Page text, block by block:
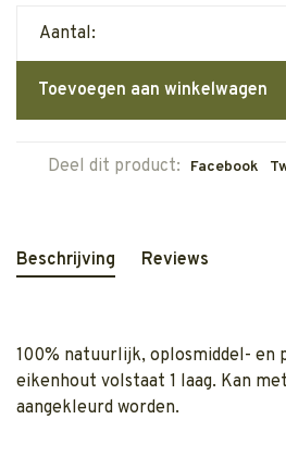
Aantal:
Toevoegen aan winkelwagen
Deel dit product: Facebook
Beschrijving Reviews
100% natuurlijk, oplosmiddel- en
eikenhout volstaat 1 laag. Kan
aangekleurd worden.